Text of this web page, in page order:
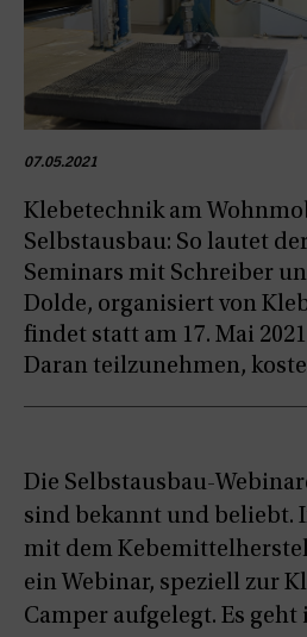
07.05.2021
Klebetechnik am
Selbstausbau: So lautet
Seminars mit Schreiber
Dolde, organisiert von
findet statt am 17. Mai
Daran teilzunehmen,
Die Selbstausbau-
sind bekannt und beliebt.
mit dem
ein Webinar, speziell zur
Camper aufgelegt. Es geht